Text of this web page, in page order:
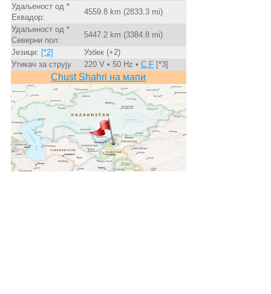
Удаљеност од *
Еквадор:
4559.8 km (2833.3 mi)
Удаљеност од *
Северни пол:
5447.2 km (3384.8 mi)
Језици: [*2]
Узбек (+2)
Утикач за струју
220 V • 50 Hz • C,F[*3]
Chust Shahri на мапи